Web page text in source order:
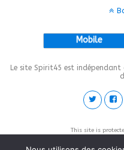
Mobile
Le site Spirit45 est indépendant
This site is